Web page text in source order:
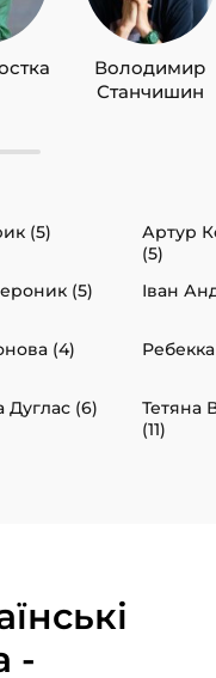
Володимир
Станчишин
(5)
Артур
(5)
(5) Іван
(4)
Дуглас (6)
Тетяна
(11)
-